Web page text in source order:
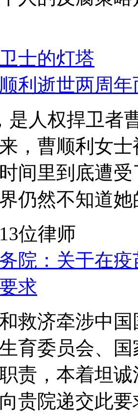
士的灯塔
逝世两周年
是人权捍卫者
，曹顺利女
间里到底遭
仍然不知道
位律师
院：关于在
求
救济牵涉中
育委员会、
责，本着坦
贵院递交此要